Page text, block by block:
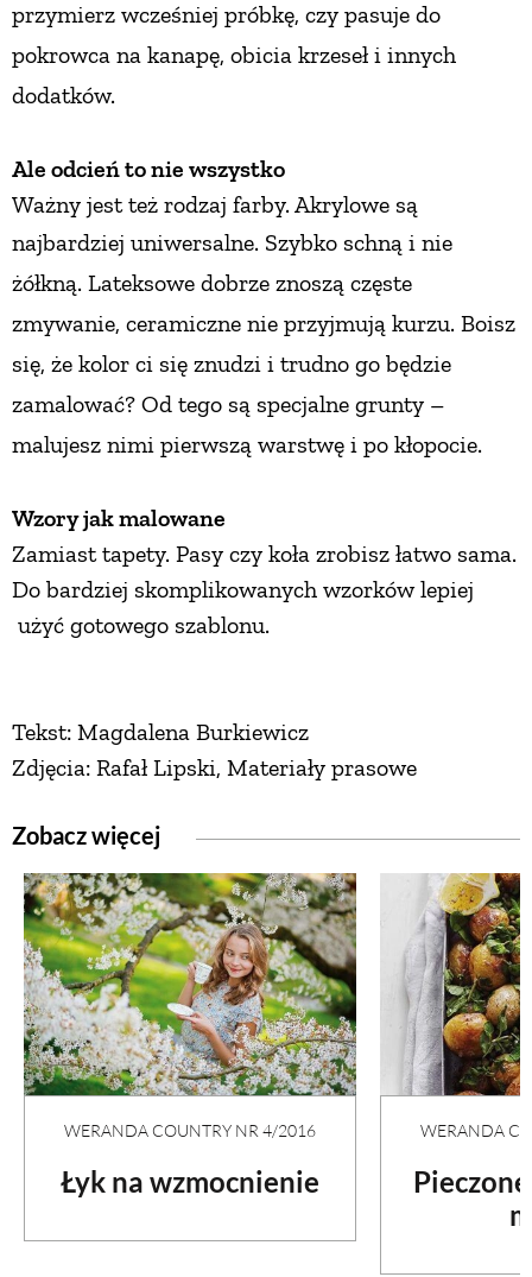
przymierz wcześniej próbkę, czy pasuje do
pokrowca na kanapę, obicia krzeseł i innych
dodatków.
Ale odcień to nie wszystko
Ważny jest też rodzaj farby. Akrylowe są
najbardziej uniwersalne. Szybko schną i nie
żółkną. Lateksowe dobrze znoszą częste
zmywanie, ceramiczne nie przyjmują kurzu. Boisz
się, że kolor ci się znudzi i trudno go będzie
zamalować? Od tego są specjalne grunty –
malujesz nimi pierwszą warstwę i po kłopocie.
Wzory jak malowane
Zamiast tapety. Pasy czy koła zrobisz łatwo sama.
Do bardziej skomplikowanych wzorków lepiej
użyć gotowego szablonu.
Tekst: Magdalena Burkiewicz
Zdjęcia: Rafał Lipski, Materiały prasowe
Zobacz więcej
WERANDA COUNTRY NR 4/2016
Łyk na wzmocnienie
WERANDA